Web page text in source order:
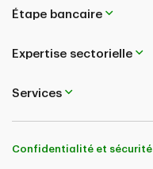
Étape bancaire
Expertise sectorielle
Services
Confidentialité et sécurité